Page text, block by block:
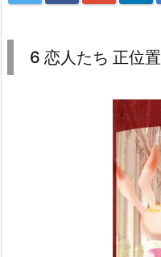
6 恋人たち 正位置